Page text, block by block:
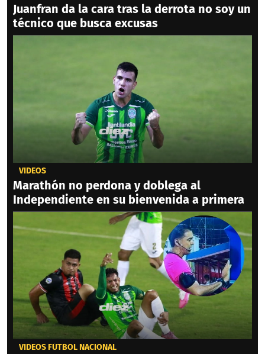
Juanfran da la cara tras la derrota no soy un
técnico que busca excusas
VIDEOS
Marathón no perdona y doblega al
Independiente en su bienvenida a primera
VIDEOS FÚTBOL NACIONAL